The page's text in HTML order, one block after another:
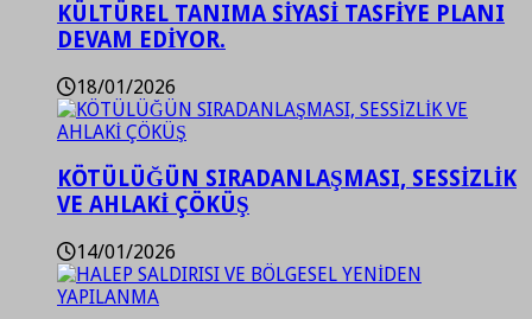
KÜLTÜREL TANIMA SİYASİ TASFİYE PLANI
DEVAM EDİYOR.
18/01/2026
KÖTÜLÜĞÜN SIRADANLAŞMASI, SESSİZLİK
VE AHLAKİ ÇÖKÜŞ
14/01/2026